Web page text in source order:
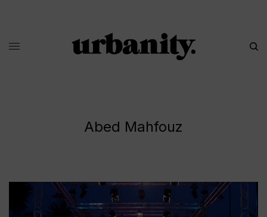
Abed Mahfouz